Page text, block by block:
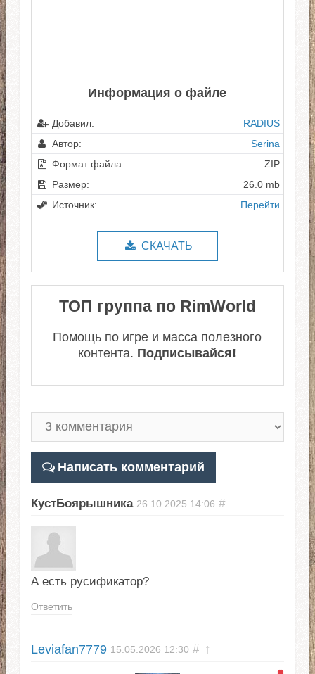
Информация о файле
Добавил:
RADIUS
Автор:
Serina
Формат файла:
ZIP
Размер:
26.0 mb
Источник:
Перейти
СКАЧАТЬ
ТОП группа по RimWorld
Помощь по игре и масса полезного
контента. Подписывайся!
Написать комментарий
КустБоярышника 26.10.2025 14:06 #
А есть русификатор?
Ответить
Leviafan7779 15.05.2026 12:30 # ↑